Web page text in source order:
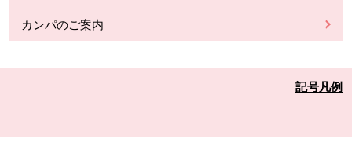
カンパのご案内
記号凡例